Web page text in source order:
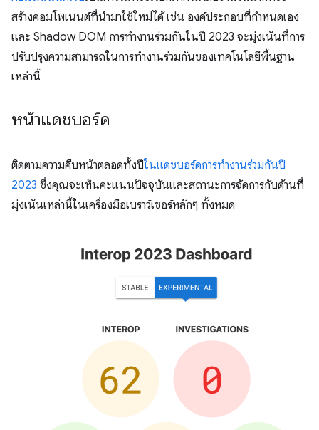
สร้างคอมโพเนนต์ที่นำมาใช้ใหม่ได้ เช่น องค์ประกอบที่กำหนดเอง
และ Shadow DOM การทำงานร่วมกันในปี 2023 จะมุ่งเน้นที่การ
ปรับปรุงความสามารถในการทำงานร่วมกันของเทคโนโลยีพื้นฐาน
เหล่านี้
หน้าแดชบอร์ด
ติดตามความคืบหน้าตลอดทั้งปีในแดชบอร์ดการทำงานร่วมกันปี
2023 ซึ่งคุณจะเห็นคะแนนปัจจุบันและสถานะการจัดการกับด้านที่
มุ่งเน้นเหล่านี้ในเครื่องมือเบราว์เซอร์หลักๆ ทั้งหมด